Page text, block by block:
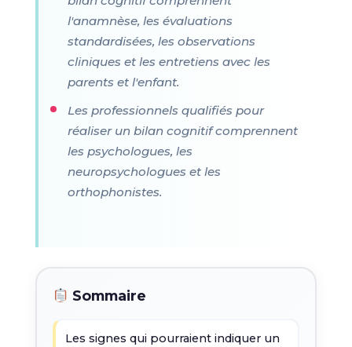
l'anamnèse, les évaluations
standardisées, les observations
cliniques et les entretiens avec les
parents et l'enfant.
Les professionnels qualifiés pour
réaliser un bilan cognitif comprennent
les psychologues, les
neuropsychologues et les
orthophonistes.
Sommaire
Les signes qui pourraient indiquer un